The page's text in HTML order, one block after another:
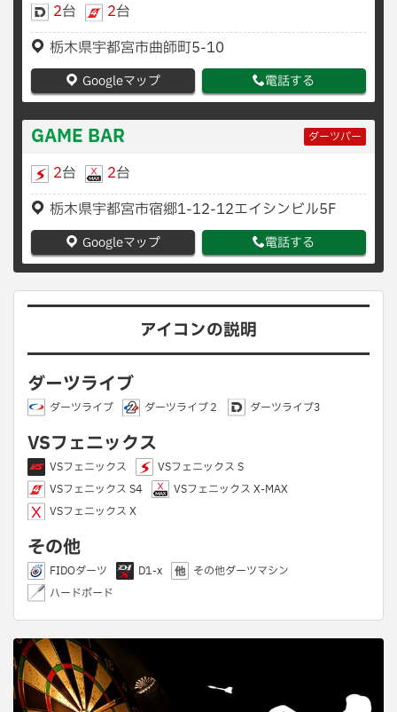
2台 2台
栃木県宇都宮市曲師町5-10
Googleマップ 電話する
GAME BAR ダーツバー
2台 2台
栃木県宇都宮市宿郷1-12-12エイシンビル5F
Googleマップ 電話する
アイコンの説明
ダーツライブ
ダーツライブ ダーツライブ２ ダーツライブ3
VSフェニックス
VSフェニックス
VSフェニックス S
VSフェニックス S4
VSフェニックス X-MAX
VSフェニックス X
その他
FIDOダーツ D1-x
その他ダーツマシン
ハードボード